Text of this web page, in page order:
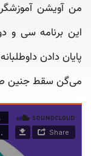
من آویشن
این برنامه سی‌ و
پایان دادن
می‌گن سقط جنین